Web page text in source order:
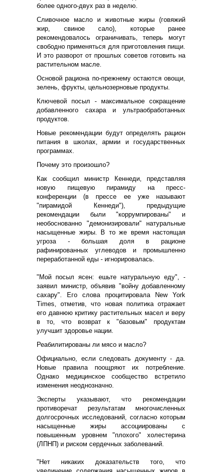
более одного-двух раз в неделю.
Сливочное масло и животные жиры (говяжий
жир, свиное сало), которые ранее
рекомендовалось ограничивать, теперь могут
свободно применяться для приготовления пищи.
И это разворот от прошлых советов готовить на
растительном масле.
Основой рациона по-прежнему остаются овощи,
зелень, фрукты, цельнозерновые продукты.
Ключевой посыл - максимальное сокращение
добавленного сахара и ультраобработанных
продуктов.
Новые рекомендации будут определять рацион
питания в школах, армии и государственных
программах.
Почему это произошло?
Как сообщил министр Кеннеди, представляя
новую пищевую пирамиду на пресс-
конференции (в прессе ее уже называют
"пирамидой Кеннеди"), предыдущие
рекомендации были "коррумпированы" и
необоснованно "демонизировали" натуральные
насыщенные жиры. В то же время настоящая
угроза - большая доля в рационе
рафинированных углеводов и промышленно
переработанной еды - игнорировалась.
"Мой посыл ясен: ешьте натуральную еду", -
заявил министр, объявив "войну добавленному
сахару". Его слова процитировала New York
Times, отметив, что новая политика отражает
его давнюю критику растительных масел и веру
в то, что возврат к "базовым" продуктам
улучшит здоровье нации.
Реабилитированы ли мясо и масло?
Официально, если следовать документу - да.
Новые правила поощряют их потребление.
Однако медицинское сообщество встретило
изменения неоднозначно.
Эксперты указывают, что рекомендации
противоречат результатам многочисленных
долгосрочных исследований, согласно которым
насыщенные жиры ассоциированы с
повышенным уровнем "плохого" холестерина
(ЛПНП) и риском сердечных заболеваний.
"Нет никаких доказательств того, что